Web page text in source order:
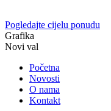
Pogledajte cijelu ponudu
Grafika
Novi val
Početna
Novosti
O nama
Kontakt